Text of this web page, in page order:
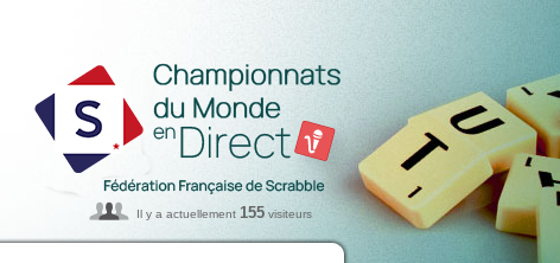
Il y a actuellement 155 visiteurs